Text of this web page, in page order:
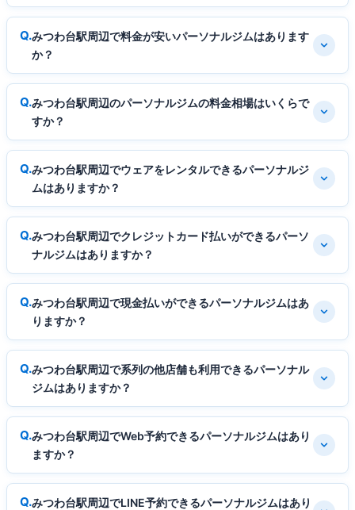
みつわ台駅周辺で料金が安いパーソナルジムはあります
か？
みつわ台駅周辺のパーソナルジムの料金相場はいくらで
すか？
みつわ台駅周辺でウェアをレンタルできるパーソナルジ
ムはありますか？
みつわ台駅周辺でクレジットカード払いができるパーソ
ナルジムはありますか？
みつわ台駅周辺で現金払いができるパーソナルジムはあ
りますか？
みつわ台駅周辺で系列の他店舗も利用できるパーソナル
ジムはありますか？
みつわ台駅周辺でWeb予約できるパーソナルジムはあり
ますか？
みつわ台駅周辺でLINE予約できるパーソナルジムはあり